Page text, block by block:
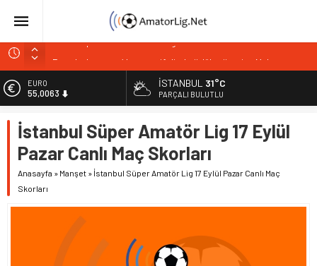
İstanbul Gençlerbirliği hücum hattını güçlendirdi
Vardarspor teknik ekibiyle yola devam ediyor
Kuzeyin Kaplanları Kaygısız ile yeniden
İstiklalspor’dan sol kanada güven veren imza
ALTIN
6.543,59
13.798,82
DOLAR
47,7010
EURO
İSTANBUL 31°C
PARÇALI BULUTLU
İstanbul Süper Amatör Lig 17 Eylül
Pazar Canlı Maç Skorları
Anasayfa » Manşet » İstanbul Süper Amatör Lig 17 Eylül Pazar Canlı Maç
Skorları